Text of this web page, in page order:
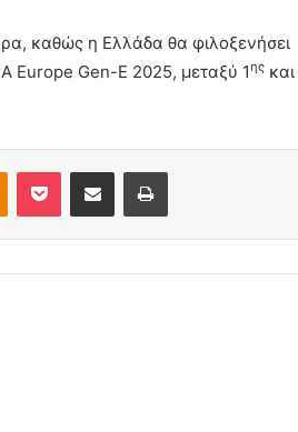
καθώς η Ελλάδα θα φιλοξενήσει
Εurope Gen-E 2025, μεταξύ 1ης και
Odnoklassniki
Pocket Share via Email Print